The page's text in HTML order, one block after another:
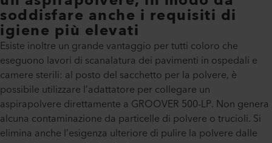
soddisfare anche i requisiti di
igiene più elevati
Esiste inoltre un grande vantaggio per tutti coloro che
eseguono lavori di scanalatura dei pavimenti in ospedali e
camere sterili: al posto del sacchetto per la polvere, è
possibile utilizzare l’adattatore per collegare un
aspirapolvere direttamente a GROOVER 500-LP. Non genera
alcuna contaminazione da particelle di polvere o trucioli. Si
elimina anche l’esigenza ulteriore di pulire la polvere dalle